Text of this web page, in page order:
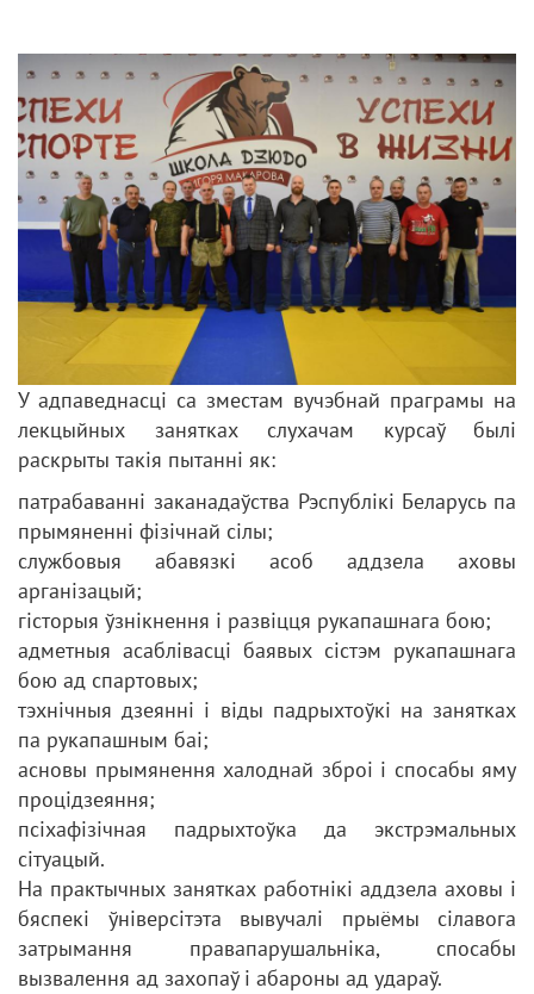
У адпаведнасці са зместам вучэбнай праграмы на
лекцыйных занятках слухачам курсаў былі
раскрыты такія пытанні як:
патрабаванні заканадаўства Рэспублікі Беларусь па
прымяненні фізічнай сілы;
службовыя абавязкі асоб аддзела аховы
арганізацый;
гісторыя ўзнікнення і развіцця рукапашнага бою;
адметныя асаблівасці баявых сістэм рукапашнага
бою ад спартовых;
тэхнічныя дзеянні і віды падрыхтоўкі на занятках
па рукапашным баі;
асновы прымянення халоднай зброі і спосабы яму
процідзеяння;
псіхафізічная падрыхтоўка да экстрэмальных
сітуацый.
На практычных занятках работнікі аддзела аховы і
бяспекі ўніверсітэта вывучалі прыёмы сілавога
затрымання правапарушальніка, спосабы
вызвалення ад захопаў і абароны ад удараў.